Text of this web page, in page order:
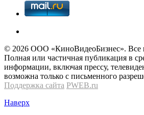
© 2026 OOО «КиноВидеоБизнес». Все
Полная или частичная публикация в
информации, включая прессу,
возможна только с письменного
Поддержка сайта PWEB.ru
Наверх